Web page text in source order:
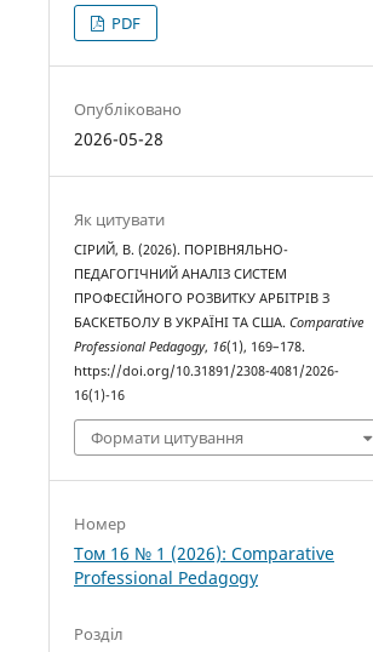
PDF
Опубліковано
2026-05-28
Як цитувати
СІРИЙ, В. (2026). ПОРІВНЯЛЬНО-
ПЕДАГОГІЧНИЙ АНАЛІЗ СИСТЕМ
ПРОФЕСІЙНОГО РОЗВИТКУ АРБІТРІВ З
БАСКЕТБОЛУ В УКРАЇНІ ТА США.Comparative
Professional Pedagogy, 16(1), 169–178.
https://doi.org/10.31891/2308-4081/2026-
16(1)-16
Формати цитування
Номер
Том 16 № 1 (2026): Comparative
Professional Pedagogy
Розділ